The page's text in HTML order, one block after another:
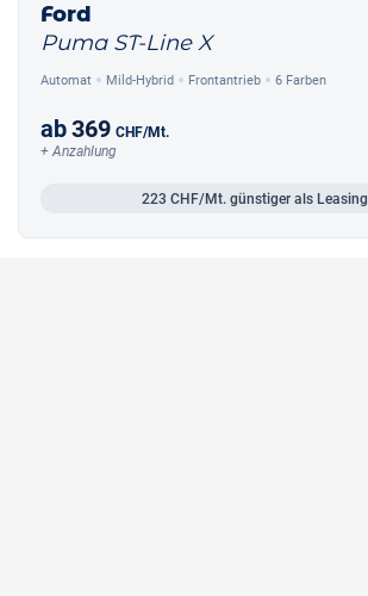
Ford
Puma ST-Line X
Automat Mild-Hybrid Frontantrieb 6 Farben
ab369 CHF/Mt.
+ Anzahlung
223 CHF/Mt. günstiger als Leasing